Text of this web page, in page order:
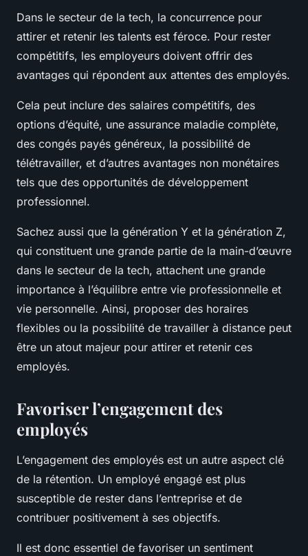
Dans le secteur de la tech, la concurrence pour
attirer et retenir les talents est féroce. Pour rester
compétitifs, les employeurs doivent offrir des
avantages qui répondent aux attentes des employés.
Cela peut inclure des salaires compétitifs, des
options d’équité, une assurance maladie complète,
des congés payés généreux, la possibilité de
télétravailler, et d’autres avantages non monétaires
tels que des opportunités de développement
professionnel.
Sachez aussi que la génération Y et la génération Z,
qui constituent une grande partie de la main-d’œuvre
dans le secteur de la tech, attachent une grande
importance à l’équilibre entre vie professionnelle et
vie personnelle. Ainsi, proposer des horaires
flexibles ou la possibilité de travailler à distance peut
être un atout majeur pour attirer et retenir ces
employés.
Favoriser l’engagement des
employés
L’engagement des employés est un autre aspect clé
de la rétention. Un employé engagé est plus
susceptible de rester dans l’entreprise et de
contribuer positivement à ses objectifs.
Il est donc essentiel de favoriser un sentiment